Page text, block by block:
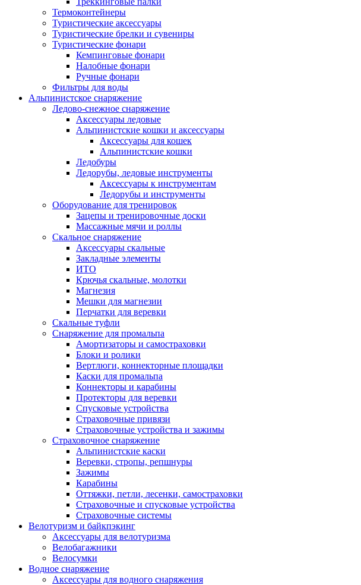
Термоконтейнеры
Туристические аксессуары
Туристические брелки и сувениры
Туристические фонари
Кемпинговые фонари
Налобные фонари
Ручные фонари
Фильтры для воды
Альпинистское снаряжение
Ледово-снежное снаряжение
Аксессуары ледовые
Альпинистские кошки и аксессуары
Аксессуары для кошек
Альпинистские кошки
Ледобуры
Ледорубы, ледовые инструменты
Аксессуары к инструментам
Ледорубы и инструменты
Оборудование для тренировок
Зацепы и тренировочные доски
Массажные мячи и роллы
Скальное снаряжение
Аксессуары скальные
Закладные элементы
ИТО
Крючья скальные, молотки
Магнезия
Мешки для магнезии
Перчатки для веревки
Скальные туфли
Снаряжение для промальпа
Амортизаторы и самостраховки
Блоки и ролики
Вертлюги, коннекторные площадки
Каски для промальпа
Коннекторы и карабины
Протекторы для веревки
Спусковые устройства
Страховочные привязи
Страховочные устройства и зажимы
Страховочное снаряжение
Альпинистские каски
Веревки, стропы, репшнуры
Зажимы
Карабины
Оттяжки, петли, лесенки, самостраховки
Страховочные и спусковые устройства
Страховочные системы
Велотуризм и байкпэкинг
Аксессуары для велотуризма
Велобагажники
Велосумки
Водное снаряжение
Аксессуары для водного снаряжения